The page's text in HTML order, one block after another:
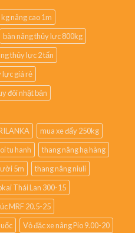
nâng cao 1m
bàn nâng thủy lực 800kg
thủy lực 2 tấn
lực giá rẻ
đôi nhật bản
mua xe đẩy 250kg
tu hanh
thang nâng hạ hàng
5m
thang nâng niuli
Thái Lan 300-15
MRF 20.5-25
Vỏ đặc xe nâng Pio 9.00-20